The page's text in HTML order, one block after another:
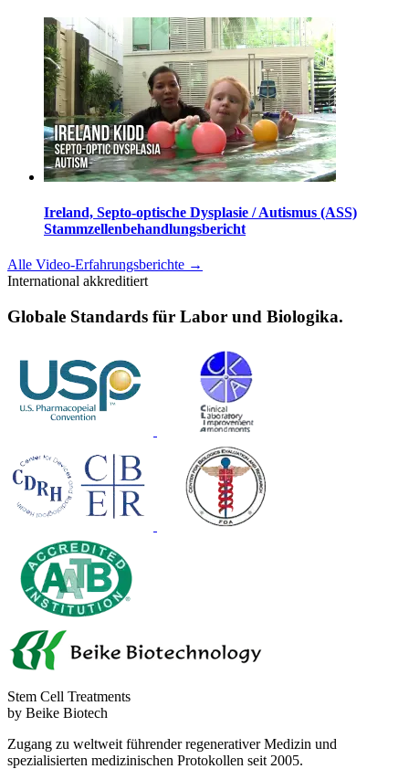
Ireland, Septo-optische Dysplasie / Autismus (ASS)
Stammzellenbehandlungsbericht
Alle Video-Erfahrungsberichte →
International akkreditiert
Globale Standards für Labor und Biologika.
Stem Cell Treatments
by Beike Biotech
Zugang zu weltweit führender regenerativer Medizin und
spezialisierten medizinischen Protokollen seit 2005.